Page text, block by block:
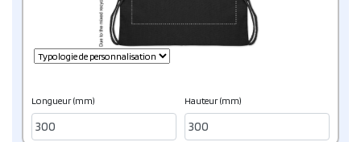
Longueur (mm) Hauteur (mm)